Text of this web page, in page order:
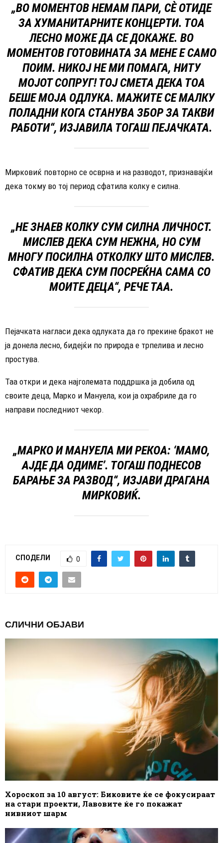
„ВО МОМЕНТОВ НЕМАМ ПАРИ, СÈ ОТИДЕ
ЗА ХУМАНИТАРНИТЕ КОНЦЕРТИ. ТОА
ЛЕСНО МОЖЕ ДА СЕ ДОКАЖЕ. ВО
МОМЕНТОВ ГОТОВИНАТА ЗА МЕНЕ Е САМО
ПОИМ. НИКОЈ НЕ МИ ПОМАГА, НИТУ
МОЈОТ СОПРУГ! ТОЈ СМЕТА ДЕКА ТОА
БЕШЕ МОЈА ОДЛУКА. МАЖИТЕ СЕ МАЛКУ
ПОЛАДНИ КОГА СТАНУВА ЗБОР ЗА ТАКВИ
РАБОТИ“, ИЗЈАВИЛА ТОГАШ ПЕЈАЧКАТА.
Мирковиќ повторно се осврна и на разводот, признавајќи
дека токму во тој период сфатила колку е силна.
„НЕ ЗНАЕВ КОЛКУ СУМ СИЛНА ЛИЧНОСТ.
МИСЛЕВ ДЕКА СУМ НЕЖНА, НО СУМ
МНОГУ ПОСИЛНА ОТКОЛКУ ШТО МИСЛЕВ.
СФАТИВ ДЕКА СУМ ПОСРЕЌНА САМА СО
МОИТЕ ДЕЦА“, РЕЧЕ ТАА.
Пејачката нагласи дека одлуката да го прекине бракот не
ја донела лесно, бидејќи по природа е трпелива и лесно
простува.
Таа откри и дека најголемата поддршка ја добила од
своите деца, Марко и Мануела, кои ја охрабриле да го
направи последниот чекор.
„МАРКО И МАНУЕЛА МИ РЕКОА: ‘МАМО,
АЈДЕ ДА ОДИМЕ’. ТОГАШ ПОДНЕСОВ
БАРАЊЕ ЗА РАЗВОД“, ИЗЈАВИ ДРАГАНА
МИРКОВИЌ.
СПОДЕЛИ 0
СЛИЧНИ ОБЈАВИ
Хороскоп за 10 август: Биковите ќе се фокусираат
на стари проекти, Лавовите ќе го покажат
нивниот шарм